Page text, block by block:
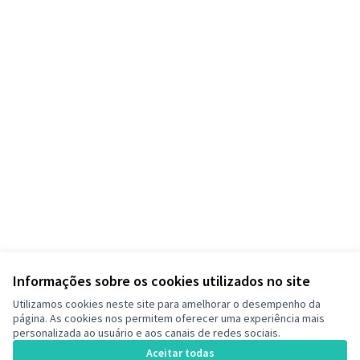
Informações sobre os cookies utilizados no site
Utilizamos cookies neste site para amelhorar o desempenho da
página. As cookies nos permitem oferecer uma experiência mais
personalizada ao usuário e aos canais de redes sociais.
Aceitar todas
Termos de serviço